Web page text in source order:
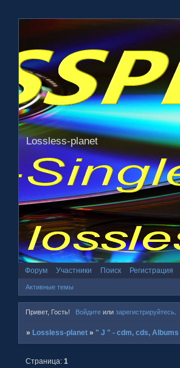
Lossless-planet
Форум Участники Поиск Регистрация
Активные темы
Привет, Гость! Войдитеили зарегистрируйтесь.
» Lossless-planet » " J " - cdm, cds, Albums
Страница:1